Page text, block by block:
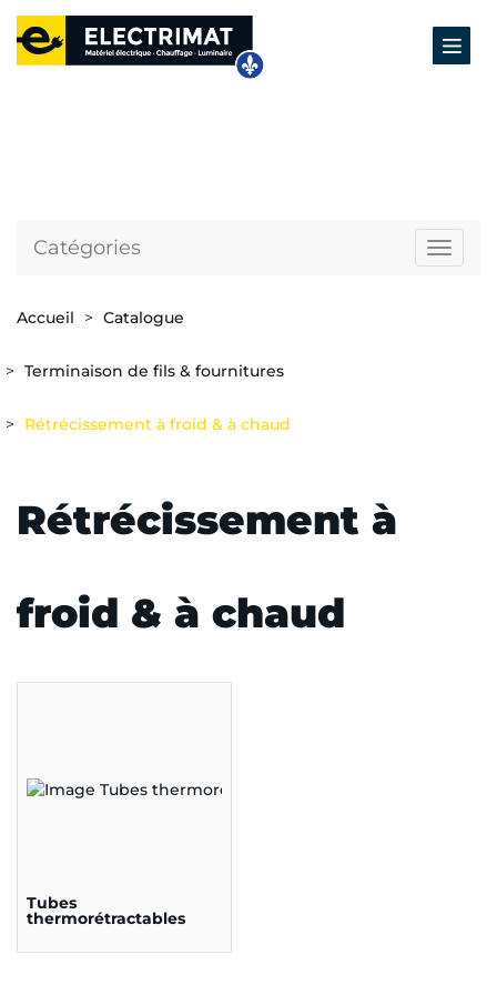
Catégories
Accueil Catalogue
Terminaison de fils & fournitures
Rétrécissement à froid & à chaud
Rétrécissement à
froid & à chaud
Tubes
thermorétractables